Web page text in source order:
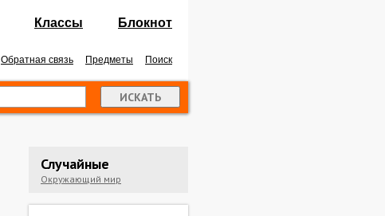
Классы Блокнот
Обратная связь Предметы Поиск
Случайные
Окружающий мир